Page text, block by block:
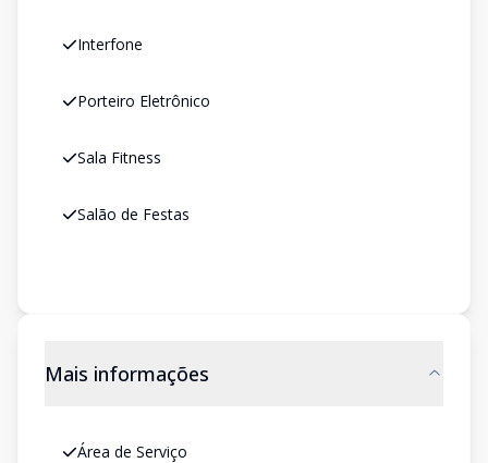
Interfone
Porteiro Eletrônico
Sala Fitness
Salão de Festas
Mais informações
Área de Serviço